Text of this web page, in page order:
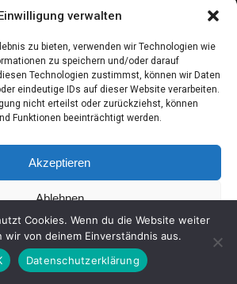
verwalten
zu bieten, verwenden wir Technologien wie
zu speichern und/oder darauf
Technologien zustimmst, können wir Daten
eindeutige IDs auf dieser Website verarbeiten.
nicht erteilst oder zurückziehst, können
Funktionen beeinträchtigt werden.
Akzeptieren
Ablehnen
Einstellungen ansehen
Richt­li­nieDaten­schutz Impres­sum
DATEN­SCHUTZ COO­KIE-RICH­T­­LI­­NIE (EU)
2021 LeserEcho Verlag
Cookies. Wenn du die Website weiter
wir von deinem Einverständnis aus.
Datenschutzerklärung